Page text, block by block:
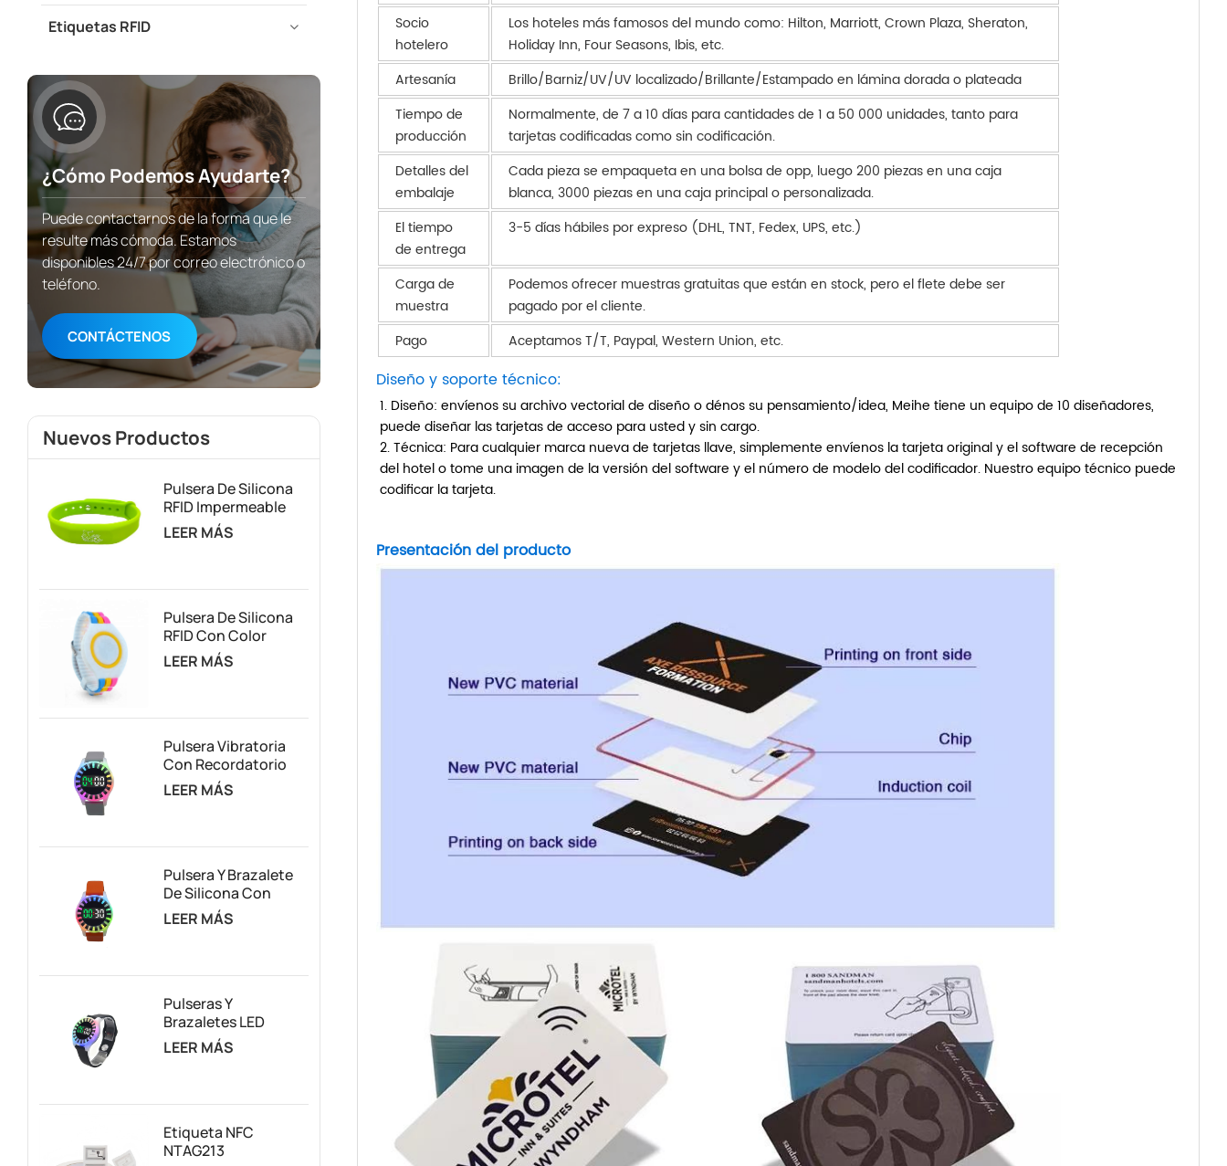
Etiquetas RFID
¿Cómo Podemos Ayudarte?
Puede contactarnos de la forma que le
resulte más cómoda. Estamos
disponibles 24/7 por correo electrónico o
teléfono.
CONTÁCTENOS
Nuevos Productos
Pulsera De Silicona
RFID Impermeable
Para Control De
Acceso Y Gestión De
LEER MÁS
Pulsera De Silicona
RFID Con Color
Personalizado
Ajustable
LEER MÁS
Pulsera Vibratoria
Con Recordatorio
De Cuenta
Regresiva RFID Para
LEER MÁS
Pulsera Y Brazalete
De Silicona Con
Temporizador RFID Y
Luces LED, Con
LEER MÁS
Pulseras Y
Brazaletes LED
Recargables Con
Control Del Tiempo
Trampolines.
LEER MÁS
Etiqueta NFC
NTAG213
Socio
hotelero
Los hoteles más famosos del mundo como: Hilton, Marriott, Crown Plaza, Sheraton,
Holiday Inn, Four Seasons, Ibis, etc.
Artesanía
Brillo/Barniz/UV/UV localizado/Brillante/Estampado en lámina dorada o plateada
Tiempo de
producción
Normalmente, de 7 a 10 días para cantidades de 1 a 50 000 unidades, tanto para
tarjetas codificadas como sin codificación.
Detalles del
embalaje
Cada pieza se empaqueta en una bolsa de opp, luego 200 piezas en una caja
blanca, 3000 piezas en una caja principal o personalizada.
El tiempo
de entrega
3-5 días hábiles por expreso (DHL, TNT, Fedex, UPS, etc.)
Carga de
muestra
Podemos ofrecer muestras gratuitas que están en stock, pero el flete debe ser
pagado por el cliente.
Pago
Aceptamos T/T, Paypal, Western Union, etc.
Diseño y soporte técnico:
1. Diseño: envíenos su archivo vectorial de diseño o dénos su pensamiento/idea, Meihe tiene un equipo de 10 diseñadores,
puede diseñar las tarjetas de acceso para usted y sin cargo.
2. Técnica: Para cualquier marca nueva de tarjetas llave, simplemente envíenos la tarjeta original y el software de recepción
del hotel o tome una imagen de la versión del software y el número de modelo del codificador. Nuestro equipo técnico puede
codificar la tarjeta.
Presentación del producto